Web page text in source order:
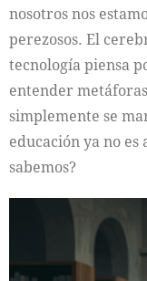
nosotros nos
perezosos. El
tecnología piensa
entender
simplemente se
educación ya no
sabemos?